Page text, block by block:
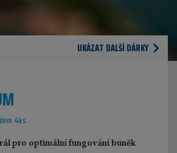
UKÁZAT DALŠÍ DÁRKY
4ks
pro optimální fungování buněk